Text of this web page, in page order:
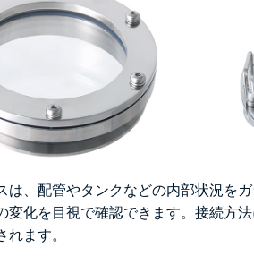
は、配管やタンクなどの内部状況を
変化を目視で確認できます。接続方
れます。